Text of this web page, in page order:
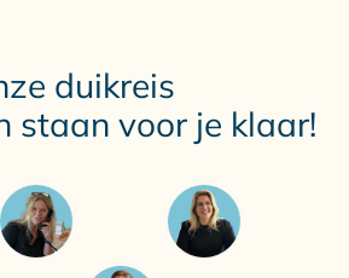
duikreis
staan voor je klaar!